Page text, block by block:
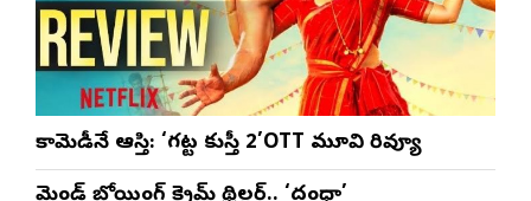
కామెడీనే ఆస్తి: ‘గట్ట కుస్తీ 2’OTT మూవి రివ్యూ
మైండ్ బ్లోయింగ్ క్రైమ్ థ్రిల్లర్.. ‘దంధా’